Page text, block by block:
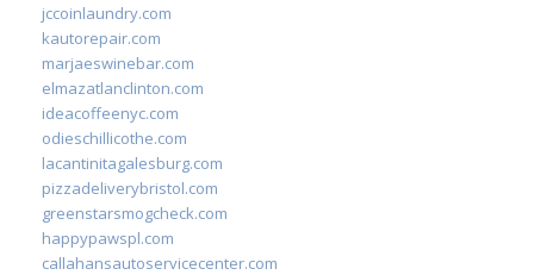
jccoinlaundry.com
kautorepair.com
marjaeswinebar.com
elmazatlanclinton.com
ideacoffeenyc.com
odieschillicothe.com
lacantinitagalesburg.com
pizzadeliverybristol.com
greenstarsmogcheck.com
happypawspl.com
callahansautoservicecenter.com